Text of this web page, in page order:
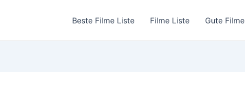
Beste Filme Liste Filme Liste Gute Filme